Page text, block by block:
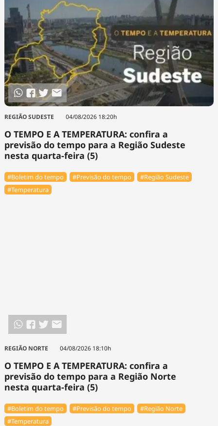
REGIÃO SUDESTE 04/08/2026 18:20h
O TEMPO E A TEMPERATURA: confira a
previsão do tempo para a Região Sudeste
nesta quarta-feira (5)
#Boletim do tempo #Previsão do tempo
#Região Sudeste
#Temperatura
REGIÃO NORTE 04/08/2026 18:10h
O TEMPO E A TEMPERATURA: confira a
previsão do tempo para a Região Norte
nesta quarta-feira (5)
#Boletim do tempo #Previsão do tempo
#Região Norte
#Temperatura